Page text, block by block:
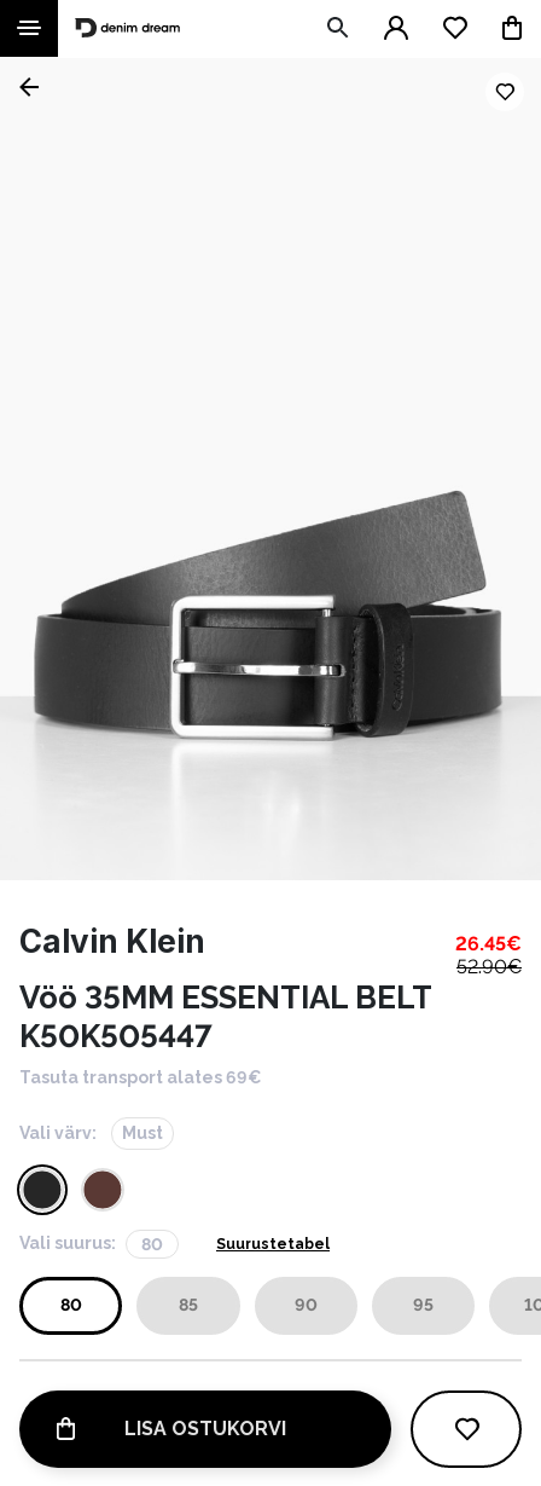
Calvin Klein 26.45€
52.90€
Vöö 35MM ESSENTIAL BELT
K50K505447
Tasuta transport alates 69€
Vali värv: Must
Vali suurus: 80 Suurustetabel
80 85 90 95
LISA OSTUKORVI